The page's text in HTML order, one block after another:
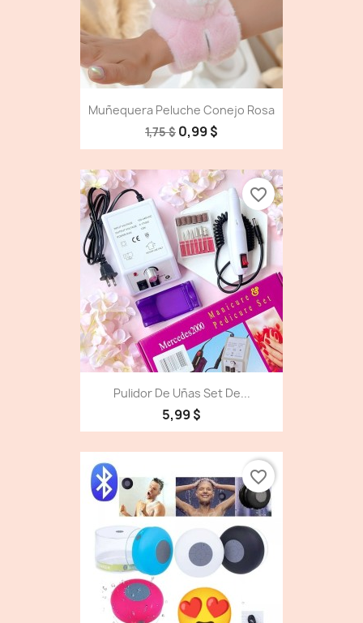
Muñequera Peluche Conejo Rosa
1,75 $ 0,99 $
Pulidor De Uñas Set De...
5,99 $
favorite_border
favorite_border